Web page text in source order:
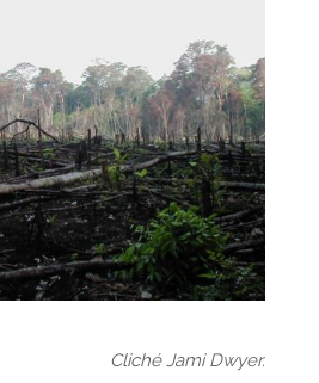
Cliché Jami Dwyer.